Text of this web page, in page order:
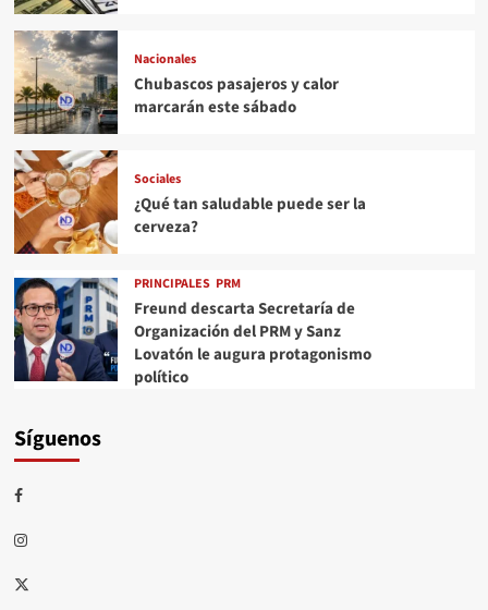
Nacionales
Chubascos pasajeros y calor
marcarán este sábado
Sociales
¿Qué tan saludable puede ser la
cerveza?
PRINCIPALES PRM
Freund descarta Secretaría de
Organización del PRM y Sanz
Lovatón le augura protagonismo
político
Síguenos